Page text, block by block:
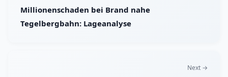
Millionenschaden bei Brand nahe
Tegelbergbahn: Lageanalyse
Next →